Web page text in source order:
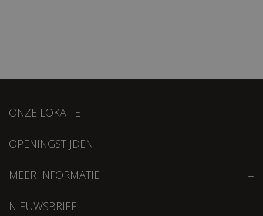
ONZE LOKATIE
OPENINGSTIJDEN
MEER INFORMATIE
NIEUWSBRIEF